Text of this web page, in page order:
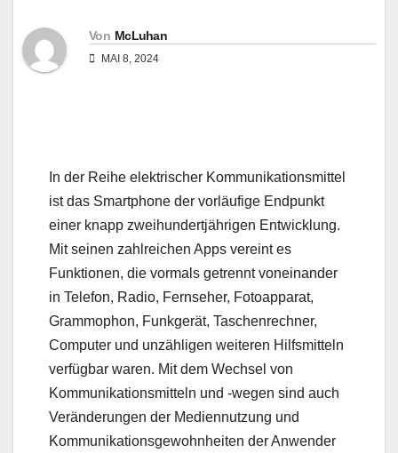
Von McLuhan
MAI 8, 2024
In der Reihe elektrischer Kommunikationsmittel
ist das Smartphone der vorläufige Endpunkt
einer knapp zweihundertjährigen Entwicklung.
Mit seinen zahlreichen Apps vereint es
Funktionen, die vormals getrennt voneinander
in Telefon, Radio, Fernseher, Fotoapparat,
Grammophon, Funkgerät, Taschenrechner,
Computer und unzähligen weiteren Hilfsmitteln
verfügbar waren. Mit dem Wechsel von
Kommunikationsmitteln und -wegen sind auch
Veränderungen der Mediennutzung und
Kommunikationsgewohnheiten der Anwender